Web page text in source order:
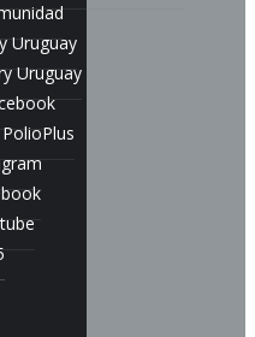
Uruguay
Uruguay